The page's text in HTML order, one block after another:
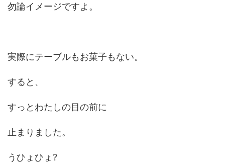
勿論イメージですよ。
実際にテーブルもお菓子もない。
すると、
すっとわたしの目の前に
止まりました。
うひょひょ?